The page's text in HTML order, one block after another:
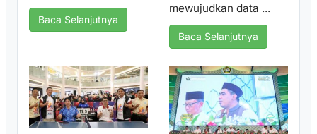
Baca Selanjutnya
mewujudkan data ...
Baca Selanjutnya